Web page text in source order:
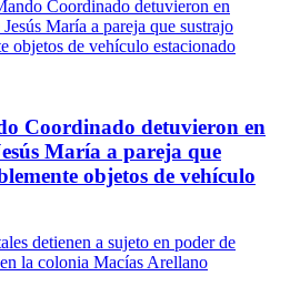
Coordinado detuvieron en
María a pareja que
objetos de vehículo